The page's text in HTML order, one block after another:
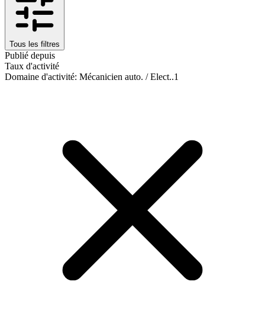
Tous les filtres
Publié depuis
Taux d'activité
Domaine d'activité: Mécanicien auto. / Elect..1